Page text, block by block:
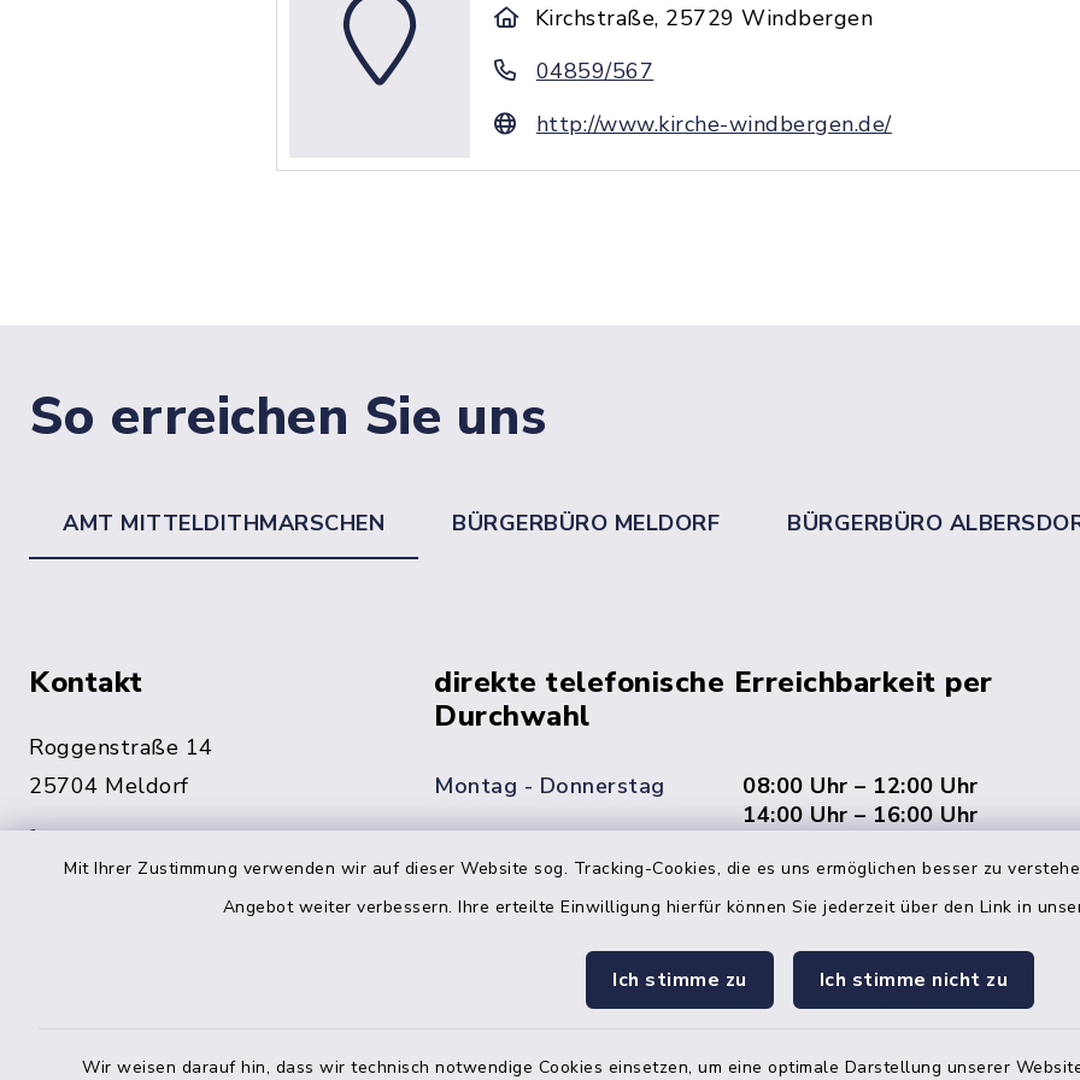
Mit Ihrer Zustimmung verwenden wir auf dieser Website sog. Tracking-Cookies, die es uns ermöglichen besser zu
Angebot weiter verbessern. Ihre erteilte Einwilligung hierfür können Sie jederzeit über den Link in
Ich stimme zu Ich stimme nicht zu
Wir weisen darauf hin, dass wir technisch notwendige Cookies einsetzen, um eine optimale Darstellung unserer
Kirchstraße, 25729 Windbergen
04859/567
http://www.kirche-windbergen.de/
So erreichen Sie uns
AMT MITTELDITHMARSCHEN BÜRGERBÜRO MELDORF BÜRGERBÜRO
Kontakt
Roggenstraße 14
25704 Meldorf
04832 6065-0
04832 6065-215
direkte telefonische Erreichbarkeit per
Durchwahl
Montag - Donnerstag
08:00 Uhr – 12:00 Uhr
14:00 Uhr – 16:00 Uhr
Freitag
08:00 Uhr – 12:00 Uhr
Online-Terminvereinbarung
Haben Sie ein dringendes Anliegen, finden aber online